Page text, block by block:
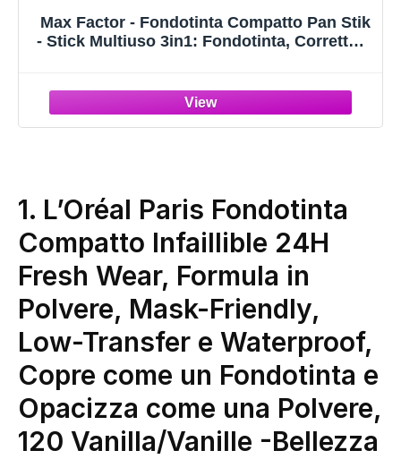
Max Factor - Fondotinta Compatto Pan Stik
- Stick Multiuso 3in1: Fondotinta, Correttore
1. L’Oréal Paris Fondotinta
Compatto Infaillible 24H
Fresh Wear, Formula in
Polvere, Mask-Friendly,
Low-Transfer e Waterproof,
Copre come un Fondotinta e
Opacizza come una Polvere,
120 Vanilla/Vanille -Bellezza